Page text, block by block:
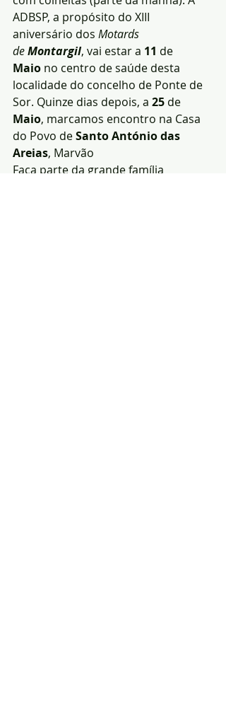
ADBSP, a propósito do XIII
aniversário dos Motards
de Montargil, vai estar a 11 de
Maio no centro de saúde desta
localidade do concelho de Ponte de
Sor. Quinze dias depois, a 25 de
Maio, marcamos encontro na Casa
do Povo de Santo António das
Areias, Marvão
Faça parte da grande família